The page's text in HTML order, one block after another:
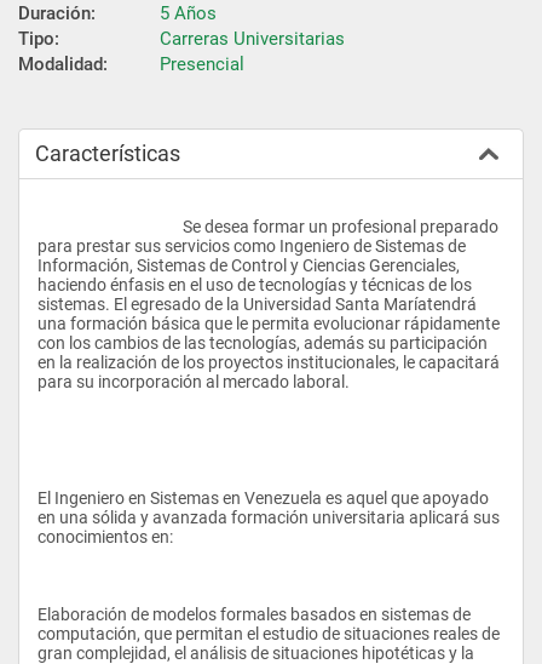
Duración:
5 Años
Tipo:
Carreras Universitarias
Modalidad:
Presencial
Características
para prestar sus servicios como Ingeniero de Sistemas de
Información, Sistemas de Control y Ciencias Gerenciales,
haciendo énfasis en el uso de tecnologías y técnicas de los
sistemas. El egresado de la Universidad Santa Maríatendrá
una formación básica que le permita evolucionar rápidamente
con los cambios de las tecnologías, además su participación
en la realización de los proyectos institucionales, le capacitará
para su incorporación al mercado laboral.
El Ingeniero en Sistemas en Venezuela es aquel que apoyado
en una sólida y avanzada formación universitaria aplicará sus
conocimientos en:
Elaboración de modelos formales basados en sistemas de
computación, que permitan el estudio de situaciones reales de
gran complejidad, el análisis de situaciones hipotéticas y la